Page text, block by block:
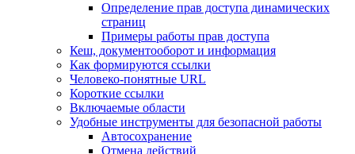
Определение прав доступа динамических
страниц
Примеры работы прав доступа
Кеш, документооборот и информация
Как формируются ссылки
Человеко-понятные URL
Короткие ссылки
Включаемые области
Удобные инструменты для безопасной работы
Автосохранение
Отмена действий